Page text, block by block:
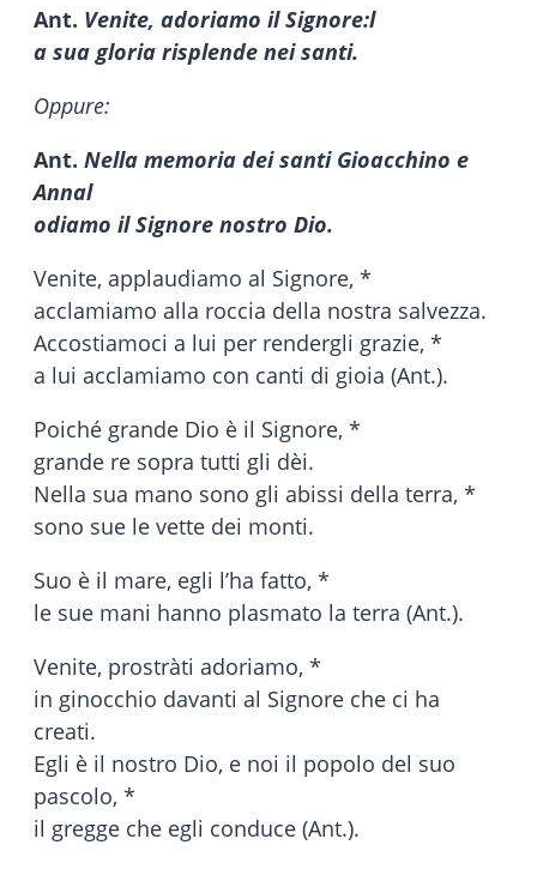
Ant. Venite, adoriamo il Signore:l
a sua gloria risplende nei santi.
Oppure:
Ant. Nella memoria dei santi Gioacchino e
Annal
odiamo il Signore nostro Dio.
Venite, applaudiamo al Signore, *
acclamiamo alla roccia della nostra salvezza.
Accostiamoci a lui per rendergli grazie, *
a lui acclamiamo con canti di gioia (Ant.).
Poiché grande Dio è il Signore, *
grande re sopra tutti gli dèi.
Nella sua mano sono gli abissi della terra, *
sono sue le vette dei monti.
Suo è il mare, egli l’ha fatto, *
le sue mani hanno plasmato la terra (Ant.).
Venite, prostràti adoriamo, *
in ginocchio davanti al Signore che ci ha
creati.
Egli è il nostro Dio, e noi il popolo del suo
pascolo, *
il gregge che egli conduce (Ant.).